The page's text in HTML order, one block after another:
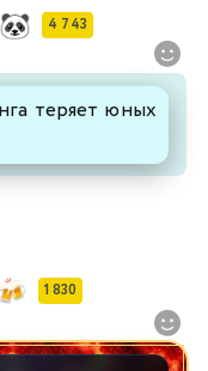
4 743
теряет юных
1 830